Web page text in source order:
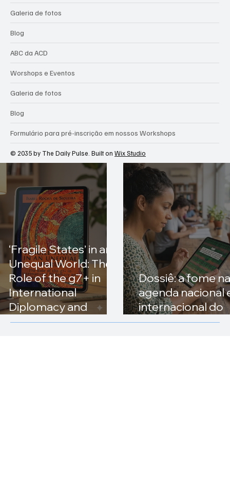
‘Fragile States’ in an
Unequal World: The
Role of the g7+ in
International
Diplomacy and
Development
Dossiê: a fome na
agenda nacional
internacional do
Brasil
Galeria de fotos
Blog
ABC da ACD
Worshops e Eventos
Galeria de fotos
Blog
Formulário para pré-inscrição em nossos Workshops
© 2035 by The Daily Pulse. Built on Wix Studio